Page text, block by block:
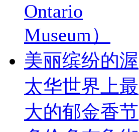
Ontario
Museum）
美丽缤纷的渥
太华世界上最
大的郁金香节